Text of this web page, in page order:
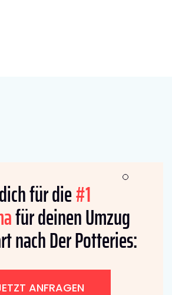
für die#1
für deinen Umzug
nach Der Potteries:
ANFRAGEN